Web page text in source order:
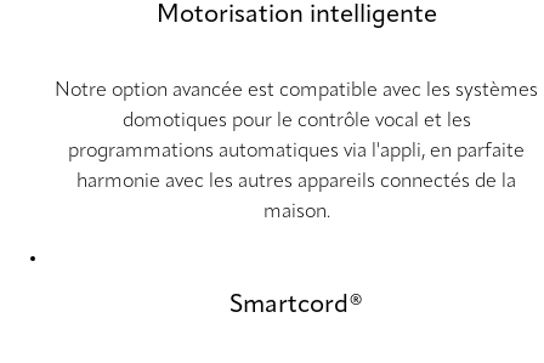
Motorisation intelligente
Notre option avancée est compatible avec les systèmes
domotiques pour le contrôle vocal et les
programmations automatiques via l'appli, en parfaite
harmonie avec les autres appareils connectés de la
maison.
Smartcord®